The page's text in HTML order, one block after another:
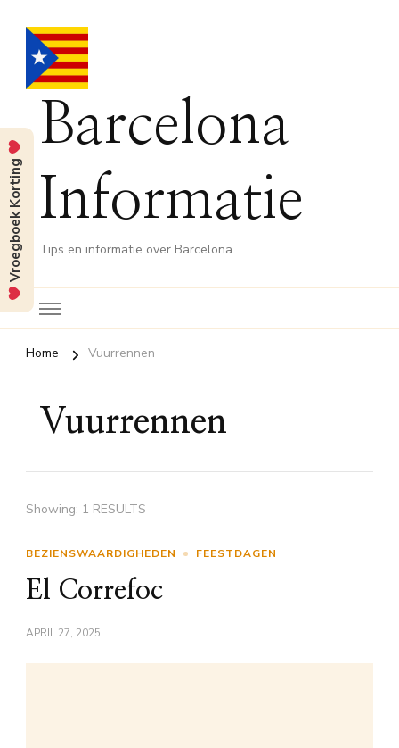
Barcelona
Informatie
Tips en informatie over Barcelona
Home Vuurrennen
Vuurrennen
Showing: 1 RESULTS
BEZIENSWAARDIGHEDEN FEESTDAGEN
El Correfoc
APRIL 27, 2025
Vroegboek Korting